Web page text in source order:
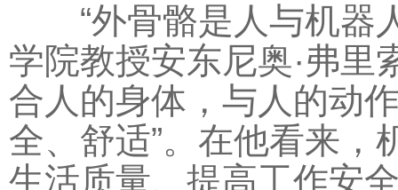
“外骨骼是人与机器人
学院教授安东尼奥·弗里
合人的身体，与人的动
全、舒适”。在他看来，
生活质量、提高工作安